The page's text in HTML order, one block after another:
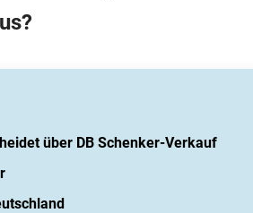
über DB Schenker-Verkauf